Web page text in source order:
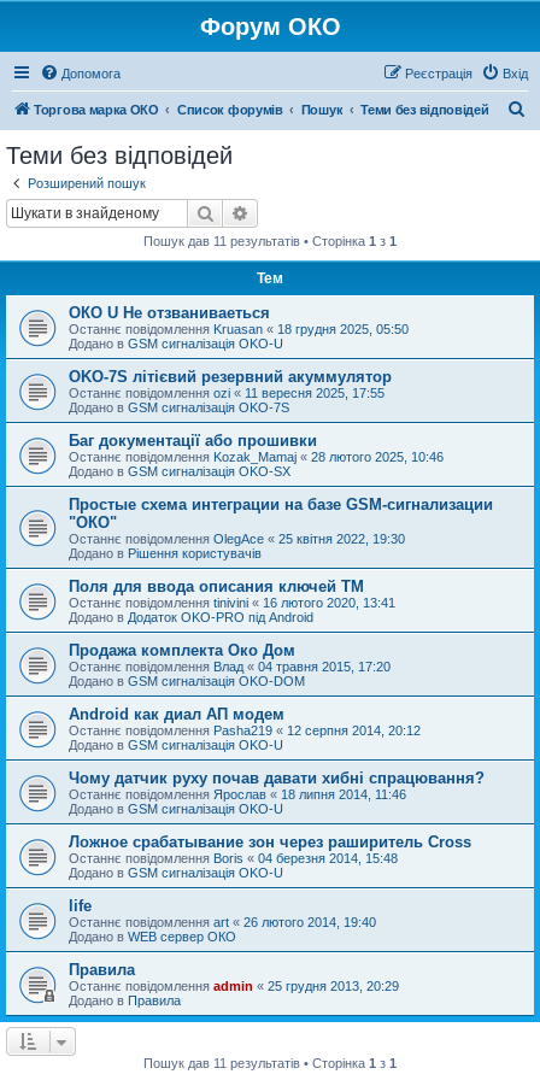
Форум ОКО
Допомога Вхід
Реєстрація
Торгова марка ОКО Список форумів Пошук Теми без відповідей
Теми без відповідей
Розширений пошук
Пошук
Пошук дав 11 результатів • Сторінка 1 з 1
Тем
ОКО U Не отзваниваеться
Останнє повідомлення Kruasan « 18 грудня 2025, 05:50
Додано в GSM сигналізація OKO-U
OKO-7S літієвий резервний акуммулятор
Останнє повідомлення ozi « 11 вересня 2025, 17:55
Додано в GSM сигналізація OKO-7S
Баг документації або прошивки
Останнє повідомлення Kozak_Mamaj « 28 лютого 2025, 10:46
Додано в GSM сигналізація OKO-SX
Простые схема интеграции на базе GSM-сигнализации
"ОКО"
Останнє повідомлення OlegAce « 25 квітня 2022, 19:30
Додано в Рішення користувачів
Поля для ввода описания ключей TM
Останнє повідомлення tinivini « 16 лютого 2020, 13:41
Додано в Додаток OKO-PRO під Android
Продажа комплекта Око Дом
Останнє повідомлення Влад « 04 травня 2015, 17:20
Додано в GSM сигналізація OKO-DOM
Android как диал АП модем
Останнє повідомлення Pasha219 « 12 серпня 2014, 20:12
Додано в GSM сигналізація OKO-U
Чому датчик руху почав давати хибні спрацювання?
Останнє повідомлення Ярослав « 18 липня 2014, 11:46
Додано в GSM сигналізація OKO-U
Ложное срабатывание зон через раширитель Cross
Останнє повідомлення Boris « 04 березня 2014, 15:48
Додано в GSM сигналізація OKO-U
life
Останнє повідомлення art « 26 лютого 2014, 19:40
Додано в WEB сервер ОКО
Правила
Останнє повідомлення admin « 25 грудня 2013, 20:29
Додано в Правила
Пошук дав 11 результатів • Сторінка 1 з 1